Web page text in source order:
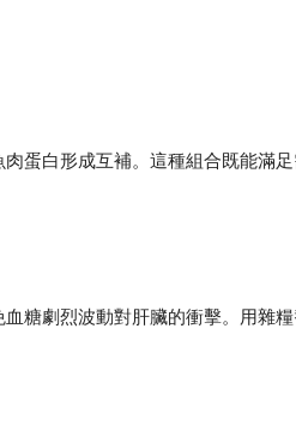
蛋白形成互補。這種組合既能滿
糖劇烈波動對肝臟的衝擊。用雜糧